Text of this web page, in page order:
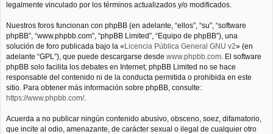
legalmente vinculado por los términos actualizados y/o modificados.
Nuestros foros funcionan con phpBB (en adelante, “ellos”, “su”, “software
phpBB”, “www.phpbb.com”, “phpBB Limited”, “Equipo de phpBB”), una
solución de foro publicada bajo la «Licencia Pública General GNU v2» (en
adelante “GPL”), que puede descargarse desde www.phpbb.com. El software
phpBB solo facilita los debates en Internet; phpBB Limited no se hace
responsable del contenido ni de la conducta permitida o prohibida en este
sitio. Para obtener más información sobre phpBB, consulte:
https://www.phpbb.com/.
Acuerda a no publicar ningún contenido abusivo, obsceno, soez, difamatorio,
que incite al odio, amenazante, de carácter sexual o ilegal de cualquier otro